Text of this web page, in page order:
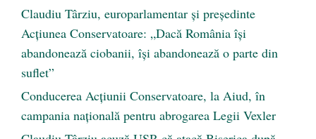
Claudiu Târziu, europarlamentar și președinte
Acțiunea Conservatoare: „Dacă România își
abandonează ciobanii, își abandonează o parte din
suflet”
Conducerea Acțiunii Conservatoare, la Aiud, în
campania națională pentru abrogarea Legii Vexler